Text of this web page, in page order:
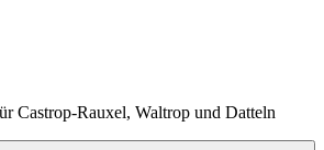
Castrop-Rauxel, Waltrop und Datteln